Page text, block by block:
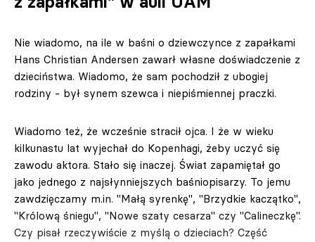
Nie wiadomo, na ile w baśni o dziewczynce z zapałkami
Hans Christian Andersen zawarł własne doświadczenie z
dzieciństwa. Wiadomo, że sam pochodził z ubogiej
rodziny - był synem szewca i niepiśmiennej praczki.
Wiadomo też, że wcześnie stracił ojca. I że w wieku
kilkunastu lat wyjechał do Kopenhagi, żeby uczyć się
zawodu aktora. Stało się inaczej. Świat zapamiętał go
jako jednego z najsłynniejszych baśniopisarzy. To jemu
zawdzięczamy m.in. "Małą syrenkę", "Brzydkie kaczątko",
"Królową śniegu", "Nowe szaty cesarza" czy "Calineczkę".
Czy pisał rzeczywiście z myślą o dzieciach? Część